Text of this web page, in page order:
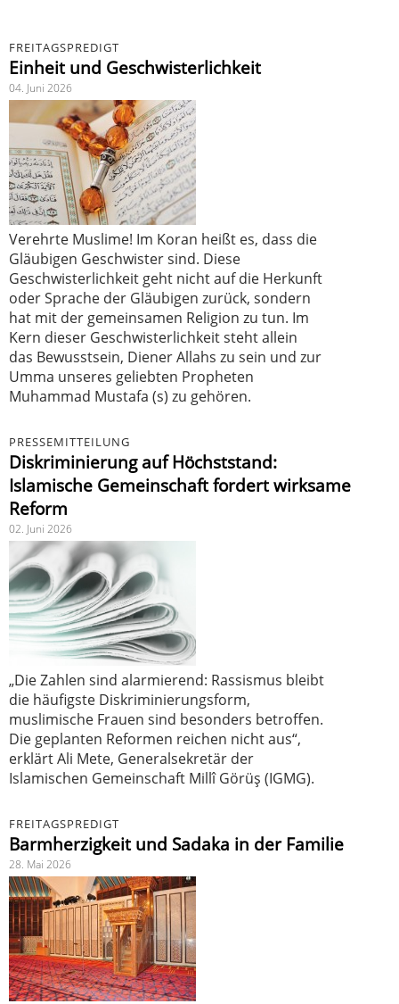
FREITAGSPREDIGT
Einheit und Geschwisterlichkeit
04. Juni 2026
Verehrte Muslime! Im Koran heißt es, dass die
Gläubigen Geschwister sind. Diese
Geschwisterlichkeit geht nicht auf die Herkunft
oder Sprache der Gläubigen zurück, sondern
hat mit der gemeinsamen Religion zu tun. Im
Kern dieser Geschwisterlichkeit steht allein
das Bewusstsein, Diener Allahs zu sein und zur
Umma unseres geliebten Propheten
Muhammad Mustafa (s) zu gehören.
PRESSEMITTEILUNG
Diskriminierung auf Höchststand:
Islamische Gemeinschaft fordert wirksame
Reform
02. Juni 2026
„Die Zahlen sind alarmierend: Rassismus bleibt
die häufigste Diskriminierungsform,
muslimische Frauen sind besonders betroffen.
Die geplanten Reformen reichen nicht aus“,
erklärt Ali Mete, Generalsekretär der
Islamischen Gemeinschaft Millî Görüş (IGMG).
FREITAGSPREDIGT
Barmherzigkeit und Sadaka in der Familie
28. Mai 2026